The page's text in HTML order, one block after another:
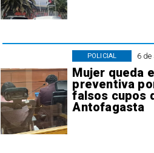
6
Mujer queda
preventiva
falsos cupos
Antofagasta
POLICIAL